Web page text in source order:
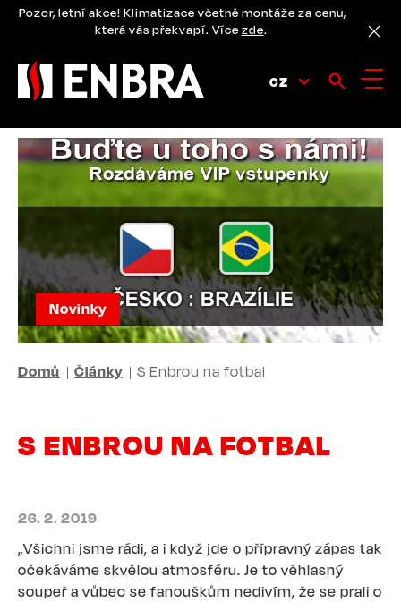
PřejítPozor, letní akce! Klimatizace včetně montáže za cenu,
která vás překvapí. Více zde.
CZ
Novinky
DROBEČKOVÁ
Domů Články S Enbrou na fotbal
S ENBROU NA FOTBAL
26. 2. 2019
„Všichni jsme rádi, a i když jde o přípravný zápas tak
očekáváme skvělou atmosféru. Je to věhlasný
soupeř a vůbec se fanouškům nedivím, že se prali o